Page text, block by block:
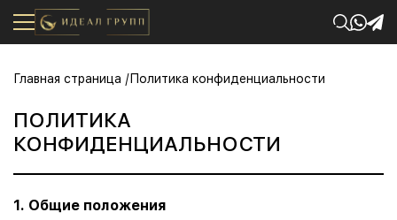
Главная страница Политика конфиденциальности
ПОЛИТИКА
КОНФИДЕНЦИАЛЬНОСТИ
1. Общие положения